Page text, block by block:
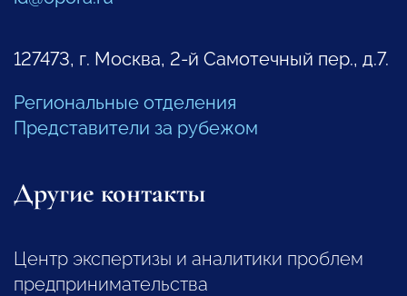
127473, г. Москва, 2-й Самотечный пер., д.7.
Региональные отделения
Представители за рубежом
Другие контакты
Центр экспертизы и аналитики проблем
предпринимательства